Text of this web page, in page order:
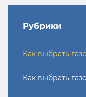
Рубрики
Как выбрать
Как выбрать